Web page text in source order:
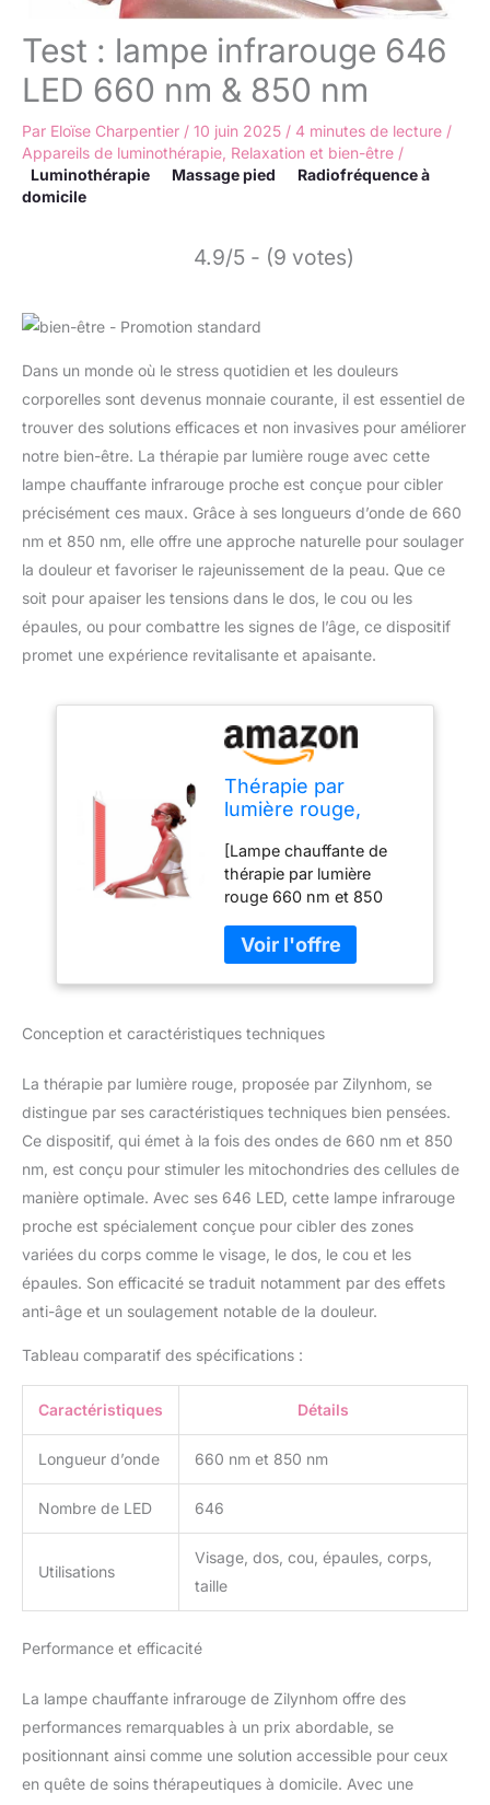
Test : lampe infrarouge 646
LED 660 nm & 850 nm
Par Eloïse Charpentier / 10 juin 2025 / 4 minutes de lecture /
Appareils de luminothérapie Relaxation et bien-être /
Luminothérapie
Massage pied
Radiofréquence à
domicile
4.9/5 - (9 votes)
Dans un monde où le stress quotidien et les douleurs
corporelles sont devenus monnaie courante, il est essentiel de
trouver des solutions efficaces et non invasives pour améliorer
notre bien-être. La thérapie par lumière rouge avec cette
lampe chauffante infrarouge proche est conçue pour cibler
précisément ces maux. Grâce à ses longueurs d’onde de 660
nm et 850 nm, elle offre une approche naturelle pour soulager
la douleur et favoriser le rajeunissement de la peau. Que ce
soit pour apaiser les tensions dans le dos, le cou ou les
épaules, ou pour combattre les signes de l’âge, ce dispositif
promet une expérience revitalisante et apaisante.
Thérapie par
lumière rouge,
infrarouge proche
660 nm et 850 nm
pour le visage, le
dos, le cou, les
épaules, le corps, la
taille, le
soulagement de la
âge, 646 LED
[Lampe chauffante de
thérapie par lumière
rouge 660 nm et 850
par lumière rouge
Zilynhom intégré 323
pièces de lumière rouge
pièces de lumière
nm (invisible). Il peut
pénétrer dans le derme
des tissus cutanés et les
os, ce qui aide à
cicatriser les plaies, à
raffermir la peau, à
améliorer la circulation
sanguine, à réduire
l'inflammation, à
soulager la douleur, à
réparer les muscles
pour le visage, le
et le soulagement de la
niveaux de luminosité
thérapie par lumière
rouge à chauffage rapide
a 5 niveaux de
luminosité, différents
répondre à vos différents
besoins de thérapie des
parties du corps. Produit
de luminothérapie rouge
idéal pour résoudre les
Conception et caractéristiques techniques
La thérapie par lumière rouge, proposée par Zilynhom, se
distingue par ses caractéristiques techniques bien pensées.
Ce dispositif, qui émet à la fois des ondes de 660 nm et 850
nm, est conçu pour stimuler les mitochondries des cellules de
manière optimale. Avec ses 646 LED, cette lampe infrarouge
proche est spécialement conçue pour cibler des zones
variées du corps comme le visage, le dos, le cou et les
épaules. Son efficacité se traduit notamment par des effets
anti-âge et un soulagement notable de la douleur.
Tableau comparatif des spécifications :
Caractéristiques Détails
Longueur d’onde 660 nm et 850 nm
Nombre de LED 646
Utilisations
Visage, dos, cou, épaules, corps,
taille
Performance et efficacité
La lampe chauffante infrarouge de Zilynhom offre des
performances remarquables à un prix abordable, se
positionnant ainsi comme une solution accessible pour ceux
en quête de soins thérapeutiques à domicile. Avec une